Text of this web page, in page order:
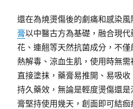
還在為燒燙傷後的劇痛和感染
膏以中醫古方為基礎，融合現
花、連翹等天然抗菌成分，不
熱解毒、涼血生肌，使用時無
直接塗抹，藥膏易推開、易吸
持久藥效，無論是輕度燙傷還
膏堅持使用幾天，創面即可結